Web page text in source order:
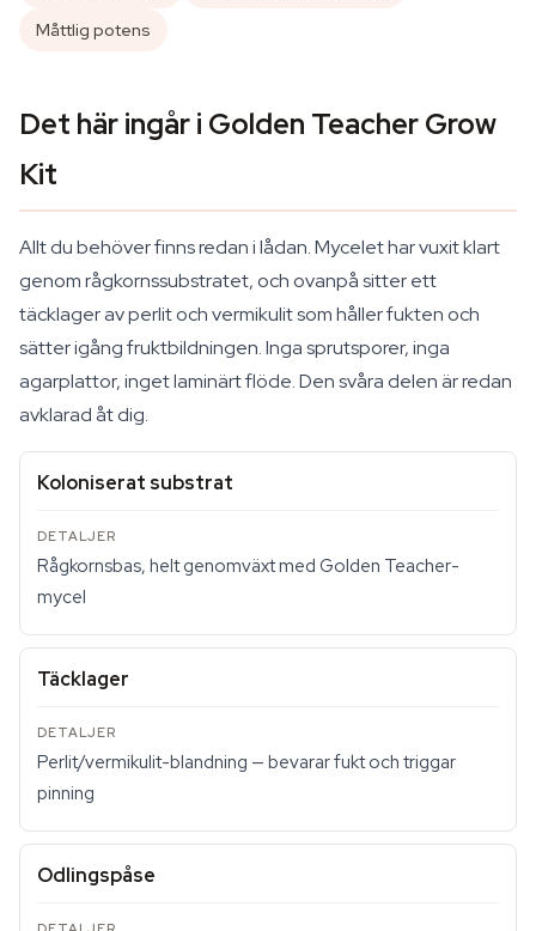
Måttlig potens
Det här ingår i Golden Teacher Grow
Kit
Allt du behöver finns redan i lådan. Mycelet har vuxit klart
genom rågkornssubstratet, och ovanpå sitter ett
täcklager av perlit och vermikulit som håller fukten och
sätter igång fruktbildningen. Inga sprutsporer, inga
agarplattor, inget laminärt flöde. Den svåra delen är redan
avklarad åt dig.
Koloniserat substrat
Rågkornsbas, helt genomväxt med Golden Teacher-
mycel
Täcklager
Perlit/vermikulit-blandning — bevarar fukt och triggar
pinning
Odlingspåse